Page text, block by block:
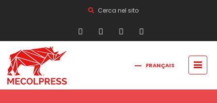
Cerca nel sito
FRANÇAIS